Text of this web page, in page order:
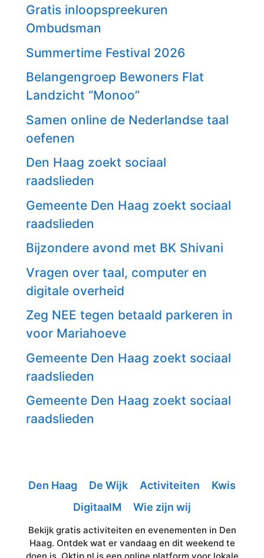
Gratis inloopspreekuren
Ombudsman
Summertime Festival 2026
Belangengroep Bewoners Flat
Landzicht “Monoo”
Samen online de Nederlandse taal
oefenen
Den Haag zoekt sociaal
raadslieden
Gemeente Den Haag zoekt sociaal
raadslieden
Bijzondere avond met BK Shivani
Vragen over taal, computer en
digitale overheid
Zeg NEE tegen betaald parkeren in
voor Mariahoeve
Gemeente Den Haag zoekt sociaal
raadslieden
Gemeente Den Haag zoekt sociaal
raadslieden
Den Haag De Wijk Activiteiten
Kwis
DigitaalM
Wie zijn wij
Bekijk gratis activiteiten en evenementen in Den
Haag. Ontdek wat er vandaag en dit weekend te